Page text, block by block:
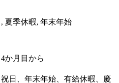
夏季休暇, 年末年始
か月目から
日、年末年始、有給休暇、慶